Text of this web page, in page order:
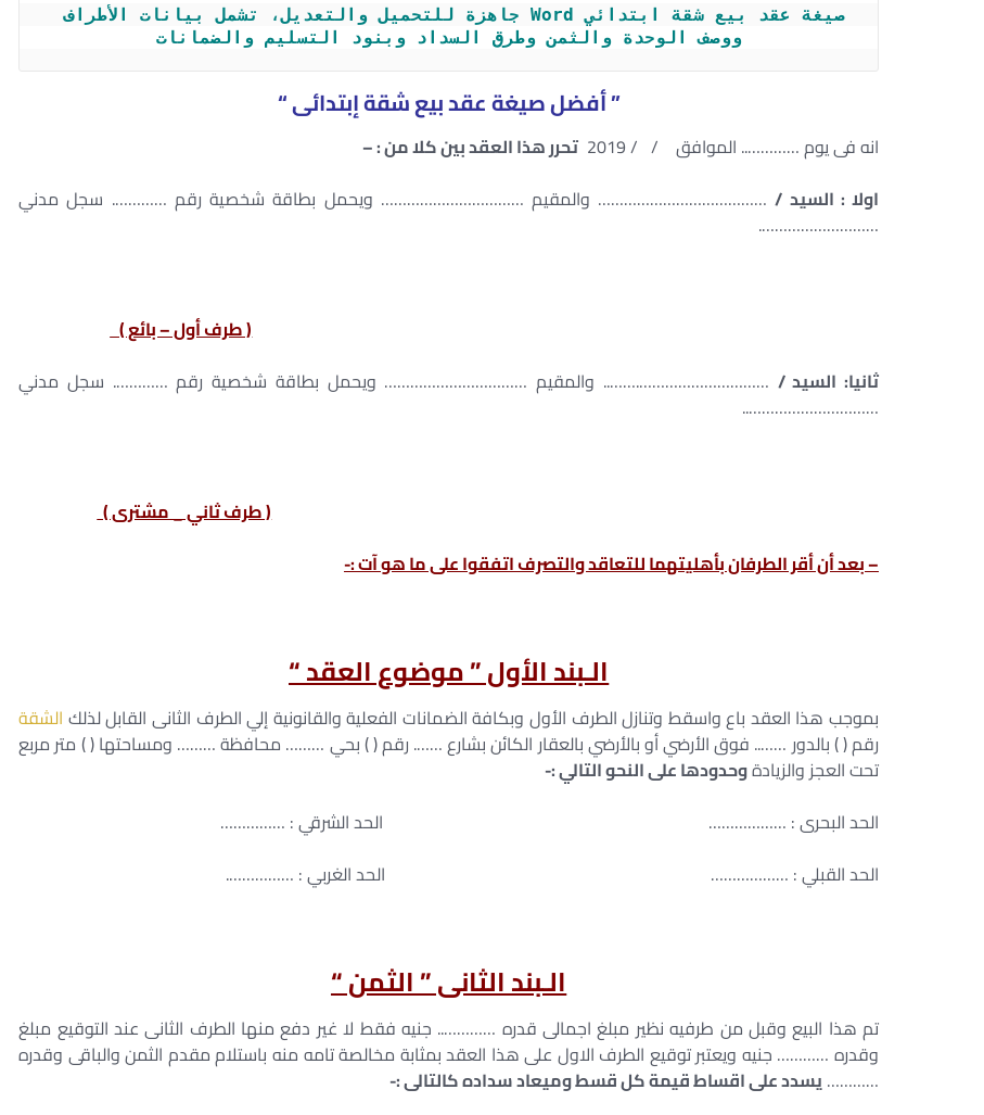
صيغة عقد بيع شقة ابتدائي Word جاهزة للتحميل والتعديل، تشمل بيانات الأطراف
ووصف الوحدة والثمن وطرق السداد وبنود التسليم والضمانات
” أفضل صيغة عقد بيع شقة إبتدائى “
انه فى يوم ………….. الموافق / / 2019
تحرر هذا العقد بين كلا من : –
اولا : السيد /………………………………… والمقيم …………………………… ويحمل بطاقة شخصية رقم …………. سجل مدني
……………………….
( طرف أول – بائع )
ثانيا: السيد / ………………………….…….. والمقيم …………………………… ويحمل بطاقة شخصية رقم …………. سجل مدني
…………………………..
( طرف ثاني _ مشترى )
– بعد أن أقر الطرفان بأهليتهما للتعاقد والتصرف اتفقوا على ما هو آت :-
الـبند الأول ” موضوع العقد “
بموجب هذا العقد باع واسقط وتنازل الطرف الأول وبكافة الضمانات الفعلية والقانونية إلي الطرف الثانى القابل لذلك الشقة
رقم ( ) بالدور …….. فوق الأرضي أو بالأرضي بالعقار الكائن بشارع ……. رقم ( ) بحي ……… محافظة ……… ومساحتها ( ) متر مربع
تحت العجز والزيادةوحدودها على النحو التالي :-
الحد البحرى : ……………… الحد الشرقي : ……………
الحد القبلي : ……………… الحد الغربي : …………….
الـبند الثانى ” الثمن “
تم هذا البيع وقبل من طرفيه نظير مبلغ اجمالى قدره ………….. جنيه فقط لا غير دفع منها الطرف الثانى عند التوقيع مبلغ
وقدره ………… جنيه ويعتبر توقيع الطرف الاول على هذا العقد بمثابة مخالصة تامه منه باستلام مقدم الثمن والباقى وقدره
…………يسدد على اقساط قيمة كل قسط وميعاد سداده كالتالى :-